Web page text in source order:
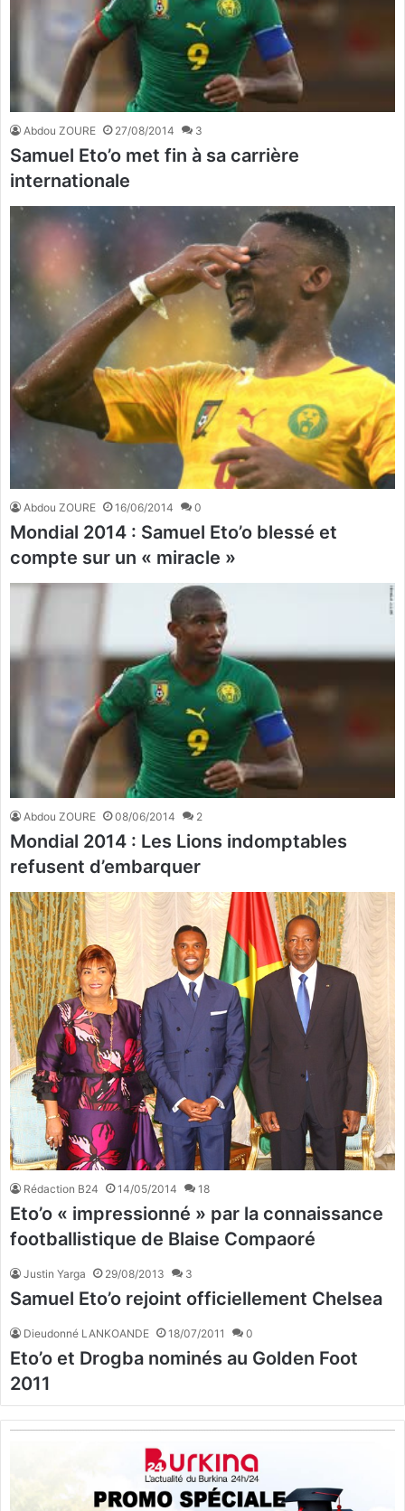
Abdou ZOURE 27/08/2014 3
Samuel Eto’o met fin à sa carrière
internationale
Abdou ZOURE 16/06/2014 0
Mondial 2014 : Samuel Eto’o blessé et
compte sur un « miracle »
Abdou ZOURE 08/06/2014 2
Mondial 2014 : Les Lions indomptables
refusent d’embarquer
Rédaction B24 14/05/2014 18
Eto’o « impressionné » par la connaissance
footballistique de Blaise Compaoré
Justin Yarga 29/08/2013 3
Samuel Eto’o rejoint officiellement Chelsea
Dieudonné LANKOANDE 18/07/2011 0
Eto’o et Drogba nominés au Golden Foot
2011